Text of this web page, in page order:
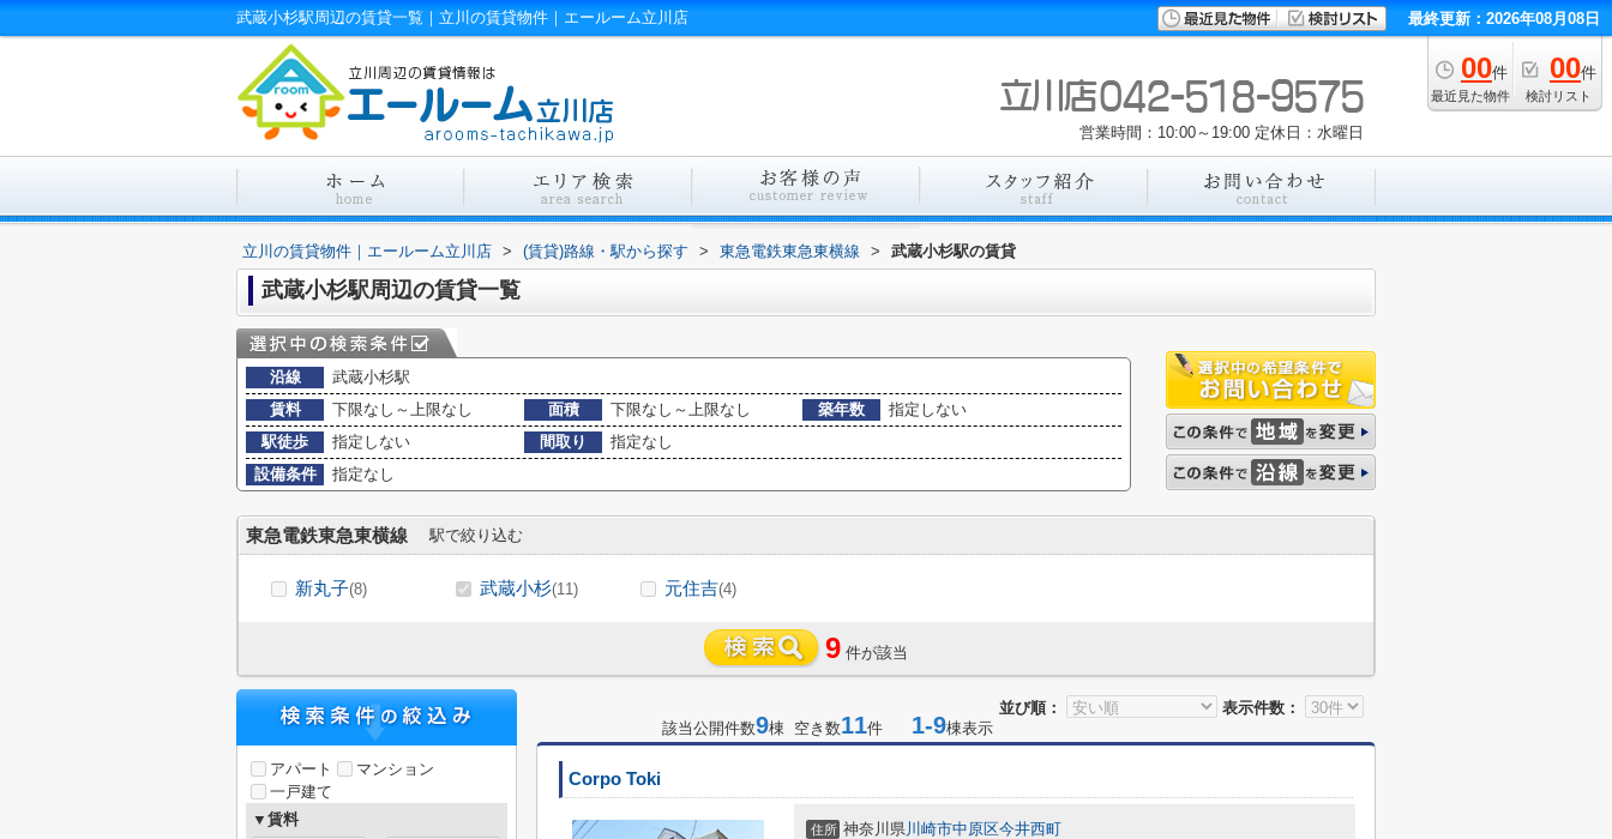
武蔵小杉駅周辺の賃貸一覧｜立川の賃貸物件｜エールーム立川店 最終更新：2026年08月08日
00件
最近見た物件
00件
検討リスト
営業時間：10:00～19:00 定休日：水曜日
立川の賃貸物件｜エールーム立川店 > (賃貸)路線・駅から探す > 東急電鉄東急東横線 > 武蔵小杉駅の賃貸
武蔵小杉駅周辺の賃貸一覧
沿線
武蔵小杉駅
賃料
下限なし～上限なし 面積 下限なし～上限なし 築年数
指定しない
駅徒歩
指定しない 間取り
指定なし
設備条件
指定なし
東急電鉄東急東横線 駅で絞り込む
新丸子(8) 武蔵小杉(11) 元住吉(4)
9 件が該当
並び順：
表示件数：
該当公開件数9棟 空き数11件 1-9棟表示
Corpo Toki
住所 神奈川県川崎市中原区今井西町
アパート
マンション
一戸建て
▼賃料